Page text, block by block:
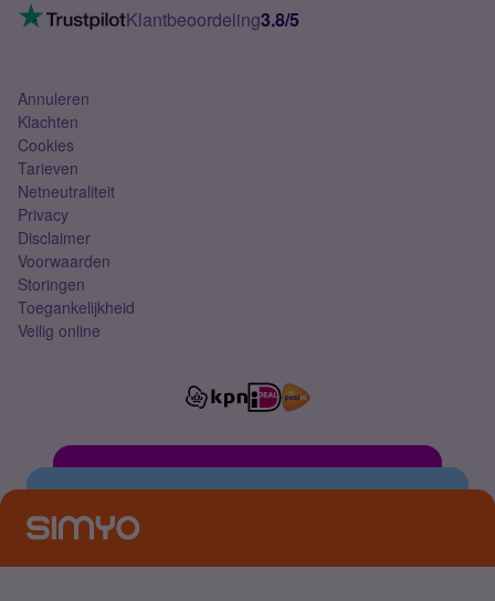
Mobiel abonnement
VoLTE 4G bellenKlantbeoordeling3.8/5
Annuleren
Klachten
Cookies
Tarieven
Netneutraliteit
Privacy
Disclaimer
Voorwaarden
Storingen
Toegankelijkheid
Veilig online